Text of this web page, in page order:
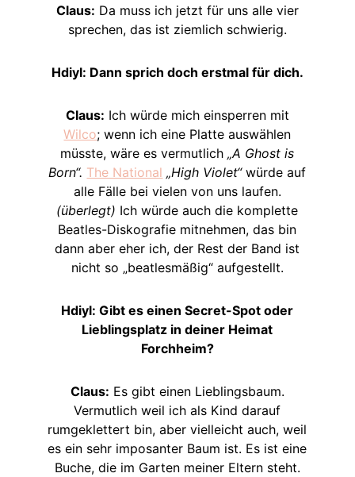
Claus: Da muss ich jetzt für uns alle vier
sprechen, das ist ziemlich schwierig.
Hdiyl: Dann sprich doch erstmal für dich.
Claus: Ich würde mich einsperren mit
Wilco; wenn ich eine Platte auswählen
müsste, wäre es vermutlich„A Ghost is
Born“. The National „High Violet“würde auf
alle Fälle bei vielen von uns laufen.
(überlegt) Ich würde auch die komplette
Beatles-Diskografie mitnehmen, das bin
dann aber eher ich, der Rest der Band ist
nicht so „beatlesmäßig“ aufgestellt.
Hdiyl: Gibt es einen Secret-Spot oder
Lieblingsplatz in deiner Heimat
Forchheim?
Claus: Es gibt einen Lieblingsbaum.
Vermutlich weil ich als Kind darauf
rumgeklettert bin, aber vielleicht auch, weil
es ein sehr imposanter Baum ist. Es ist eine
Buche, die im Garten meiner Eltern steht.